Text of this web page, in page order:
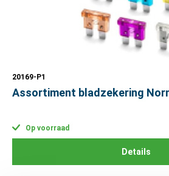
20169-P1
Assortiment bladzekering
Op voorraad
Details